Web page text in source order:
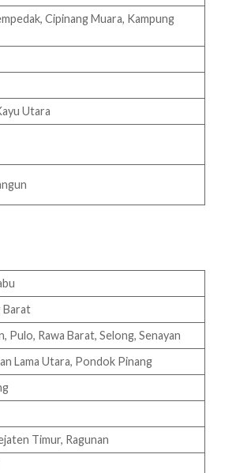
Cipinang Muara, Kampung
Utara
Barat
Rawa Barat, Selong, Senayan
Lama Utara, Pondok Pinang
Timur, Ragunan